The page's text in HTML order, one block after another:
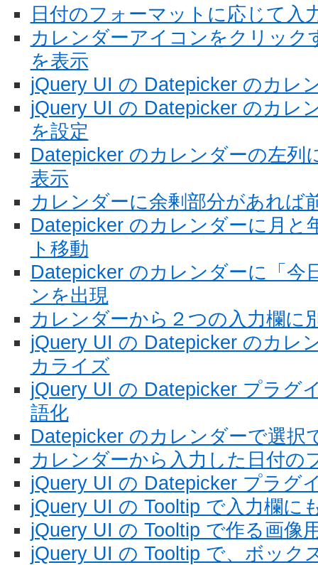
日付のフォーマットに応じて入
カレンダーアイコンをクリック
を表示
jQuery UI の Datepicker のカレ
jQuery UI の Datepicker のカレ
を設定
Datepicker のカレンダーの左列
表示
カレンダーに余剰部分があれば
Datepicker のカレンダーに月と
ト移動
Datepicker のカレンダーに「今
ンを出現
カレンダーから２つの入力欄に
jQuery UI の Datepicker のカレ
カライズ
jQuery UI の Datepicker プラグ
語化
Datepicker のカレンダーで選択
カレンダーから入力した日付の
jQuery UI の Datepicker プラグ
jQuery UI の Tooltip で入力欄に
jQuery UI の Tooltip で作る画像
jQuery UI の Tooltip で、ボック